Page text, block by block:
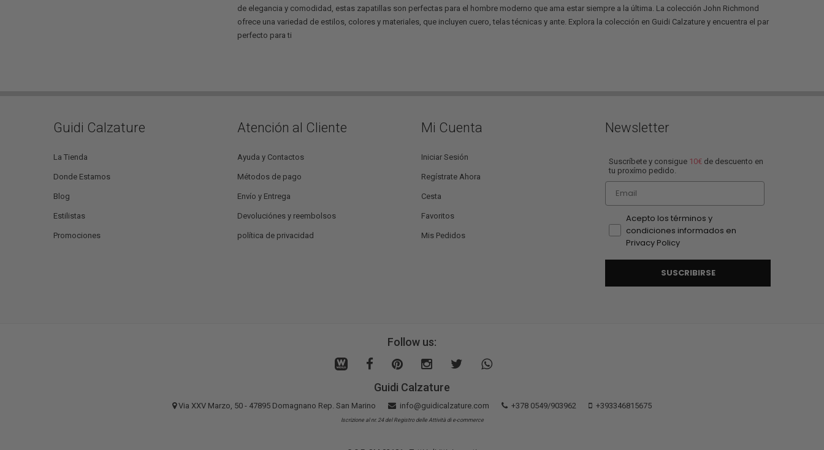
de elegancia y comodidad, estas zapatillas son perfectas para el hombre moderno que ama estar siempre a la última. La colección John Richmond
ofrece una variedad de estilos, colores y materiales, que incluyen cuero, telas técnicas y ante. Explora la colección en Guidi Calzature y encuentra el par
perfecto para ti
Guidi Calzature
La Tienda
Donde Estamos
Blog
Estilistas
Promociones
Atención al Cliente
Ayuda y Contactos
Métodos de pago
Envío y Entrega
Devoluciónes y reembolsos
política de privacidad
Mi Cuenta
Iniciar Sesión
Regístrate Ahora
Cesta
Favoritos
Mis Pedidos
Newsletter
Suscríbete y consigue 10€ de descuento en
tu proxímo pedido.
Email
Acepto los términos y
condiciones informados en
Privacy Policy
SUSCRIBIRSE
Follow us:
Guidi Calzature
Via XXV Marzo, 50 - 47895 Domagnano Rep. San Marino info@guidicalzature.com +378 0549/903962 +393346815675
Iscrizione al nr. 24 del Registro delle Attività di e-commerce